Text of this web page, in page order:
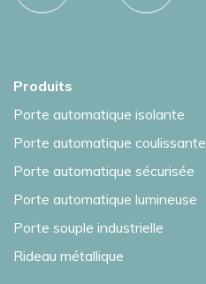
Produits
Porte automatique isolante
Porte automatique coulissante
Porte automatique sécurisée
Porte automatique lumineuse
Porte souple industrielle
Rideau métallique